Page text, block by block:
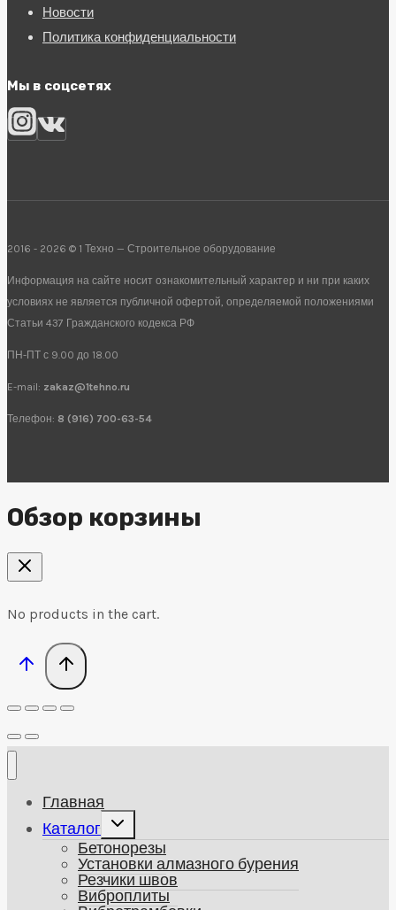
Новости
Политика конфиденциальности
Мы в соцсетях
2016 - 2026 © 1 Техно — Строительное оборудование
Информация на сайте носит ознакомительный характер и ни при каких
условиях не является публичной офертой, определяемой положениями
Статьи 437 Гражданского кодекса РФ
ПН-ПТ с 9.00 до 18.00
E-mail: zakaz@1tehno.ru
Телефон: 8 (916) 700-63-54
Обзор корзины
No products in the cart.
Главная
Каталог
Развернуть
дочернее
меню
Бетонорезы
Установки алмазного бурения
Резчики швов
Виброплиты